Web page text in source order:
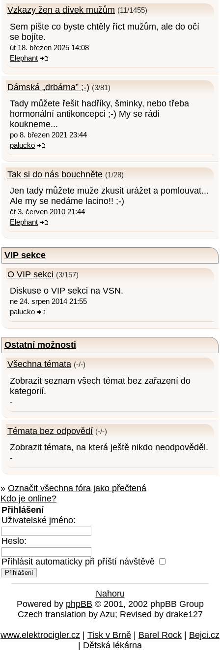
Vzkazy žen a dívek mužům (11/1455)
Sem pište co byste chtěly říct mužům, ale do očí
se bojíte.
út 18. březen 2025 14:08
Elephant
Dámská „drbárna” ;-) (3/81)
Tady můžete řešit hadříky, šminky, nebo třeba
hormonální antikoncepci ;-) My se rádi
koukneme...
po 8. březen 2021 23:44
palucko
Tak si do nás bouchněte (1/28)
Jen tady můžete muže zkusit urážet a pomlouvat...
Ale my se nedáme lacino!! ;-)
čt 3. červen 2010 21:44
Elephant
VIP sekce
O VIP sekci (3/157)
Diskuse o VIP sekci na VSN.
ne 24. srpen 2014 21:55
palucko
Ostatní možnosti
Všechna témata (-/-)
Zobrazit seznam všech témat bez zařazení do
kategorií.
-
Témata bez odpovědí (-/-)
Zobrazit témata, na která ještě nikdo neodpověděl.
-
» Označit všechna fóra jako přečtená
Kdo je online?
Přihlášení
Uživatelské jméno:
Heslo:
Přihlásit automaticky při příští návštěvě
Nahoru
Powered by phpBB © 2001, 2002 phpBB Group
Czech translation by Azu; Revised by drake127
www.elektrocigler.cz | Tisk v Brně | Barel Rock | Bejci.cz
| Dětská lékárna